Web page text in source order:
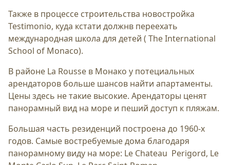
Также в процессе строительства новостройка
Testimonio, куда кстати должнв переехать
международная школа для детей ( The International
School of Monaco).
В районе La Rousse в Монако у потециальных
арендаторов больше шансов найти апартаменты.
Цены здесь не такие высокие. Арендаторы ценят
панорамный вид на море и пеший доступ к пляжам.
Большая часть резиденций построена до 1960-х
годов. Самые востребуемые дома благодаря
панорамному виду на море: Le Chateau Perigord, Le